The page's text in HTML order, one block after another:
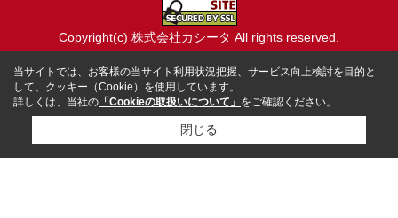
Copyright(c) 株式会社カシータ All rights reserved.
当サイトでは、お客様の当サイト利用状況把握、サービス向上検討を目的と
して、クッキー（Cookie）を使用しています。
詳しくは、当社の 「Cookieの取扱いについて」 をご確認ください。
閉じる